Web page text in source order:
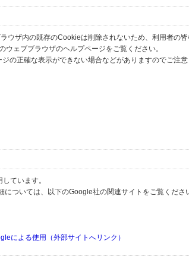
ウザ内の既存のCookieは削除されないため、利用者の
ェブブラウザのヘルプページをご覧ください。
の正確な表示ができない場合などがありますのでご注意
ています。
ついては、以下のGoogle社の関連サイトをご覧くださ
による使用（外部サイトへリンク）